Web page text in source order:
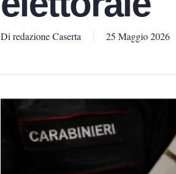
Di redazione Caserta 25 Maggio 2026